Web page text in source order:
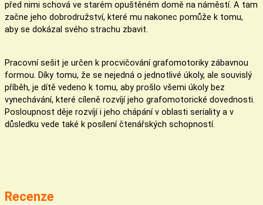
před nimi schová ve starém opuštěném domě na náměstí. A tam
začne jeho dobrodružství, které mu nakonec pomůže k tomu,
aby se dokázal svého strachu zbavit.
Pracovní sešit je určen k procvičování grafomotoriky zábavnou
formou. Díky tomu, že se nejedná o jednotlivé úkoly, ale souvislý
příběh, je dítě vedeno k tomu, aby prošlo všemi úkoly bez
vynechávání, které cíleně rozvíjí jeho grafomotorické dovednosti.
Posloupnost děje rozvíjí i jeho chápání v oblasti seriality a v
důsledku vede také k posílení čtenářských schopností.
Recenze